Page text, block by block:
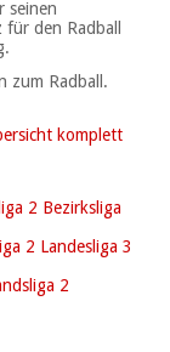
seinen
den Radball
zum Radball.
komplett
2 Bezirksliga
2 Landesliga 3
2